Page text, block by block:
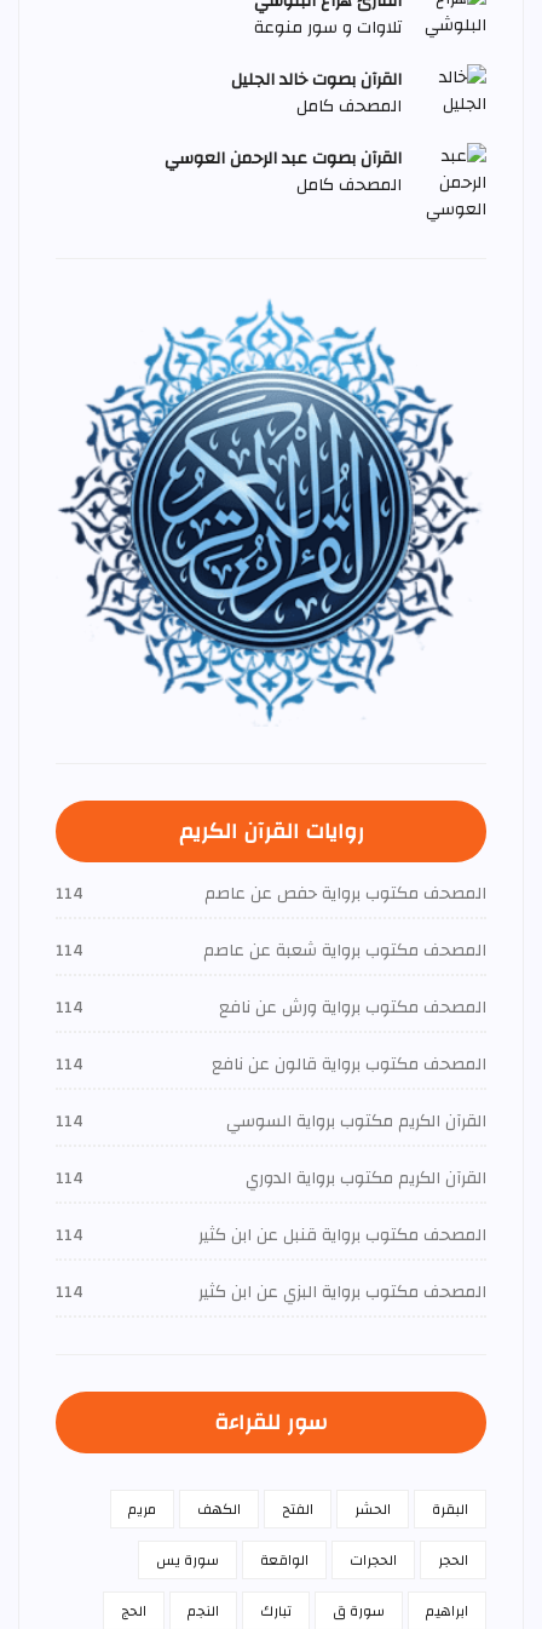
تلاوات و سور منوعة
القرآن بصوت خالد الجليل
المصحف كامل
القرآن بصوت عبد الرحمن العوسي
المصحف كامل
روايات القرآن الكريم
المصحف مكتوب برواية حفص عن عاصم
114
المصحف مكتوب برواية شعبة عن عاصم
114
المصحف مكتوب برواية ورش عن نافع
114
المصحف مكتوب برواية قالون عن نافع
114
القرآن الكريم مكتوب برواية السوسي
114
القرآن الكريم مكتوب برواية الدوري
114
المصحف مكتوب برواية قنبل عن ابن كثير
114
المصحف مكتوب برواية البزي عن ابن كثير
114
سور للقراءة
البقرة الحشر الفتح الكهف
مريم
الحجر
الحجرات الواقعة
سورة يس
ابراهيم
سورة ق تبارك النجم
الحج